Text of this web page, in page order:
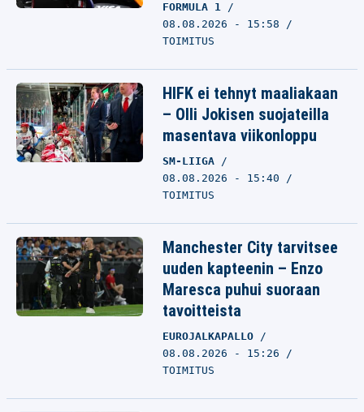
FORMULA 1
08.08.2026 - 15:58
TOIMITUS
HIFK ei tehnyt maaliakaan
– Olli Jokisen suojateilla
masentava viikonloppu
SM-LIIGA
08.08.2026 - 15:40
TOIMITUS
Manchester City tarvitsee
uuden kapteenin – Enzo
Maresca puhui suoraan
tavoitteista
EUROJALKAPALLO
08.08.2026 - 15:26
TOIMITUS